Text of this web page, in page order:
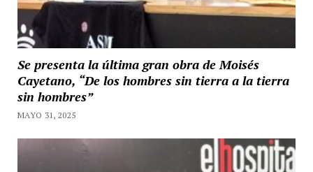
Se presenta la última gran obra de Moisés
Cayetano, “De los hombres sin tierra a la tierra
sin hombres”
MAYO 31, 2025